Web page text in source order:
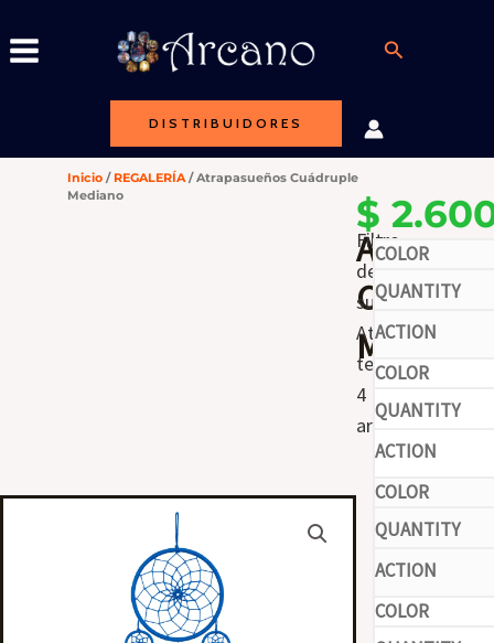
al
Buscar
DISTRIBUIDORES
Inicio / REGALERÍA/ Atrapasueños Cuádruple
Mediano
Mediano
$
Filtro
de
sueños.
Atrapasueños
tejido
4
aros.